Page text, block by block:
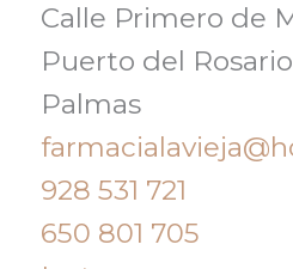
Calle Primero de
Puerto del
Palmas
928 531 721
650 801 705